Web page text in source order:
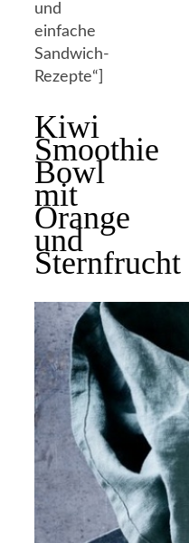
und
einfache
Sandwich-
Rezepte“]
Kiwi
Smoothie
Bowl
mit
Orange
und
Sternfrucht